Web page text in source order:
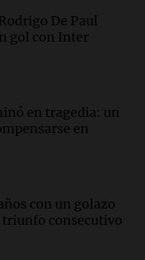
Privada: el revés
una debilidad
para una
turistas y el
Vincha
de Pourrain:
para
regresó"
De Paul
gol con Inter
en tragedia: un
en
con un golazo
triunfo consecutivo